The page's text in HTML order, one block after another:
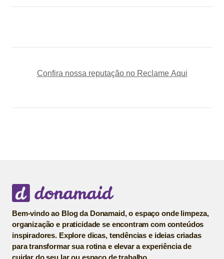
Confira nossa reputação no Reclame Aqui
Bem-vindo ao Blog da Donamaid, o espaço onde limpeza,
organização e praticidade se encontram com conteúdos
inspiradores. Explore dicas, tendências e ideias criadas
para transformar sua rotina e elevar a experiência de
cuidar do seu lar ou espaço de trabalho.